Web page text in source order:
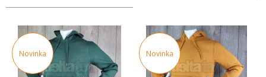
Novinka Novinka